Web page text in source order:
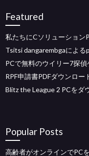
Featured
私たちにCソリューション
Tsitsi dangarembgaによ
PCで無料のウイリー7探
RPF申請書PDFダウンロー
Blitz the League 2 PCをダ
Popular Posts
高齢者がオンラインでPC